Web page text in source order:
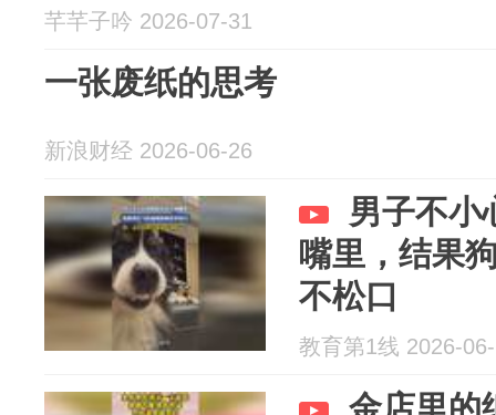
芊芊子吟 2026-07-31
一张废纸的思考
新浪财经 2026-06-26
男子不小
嘴里，结果
不松口
教育第1线 2026-